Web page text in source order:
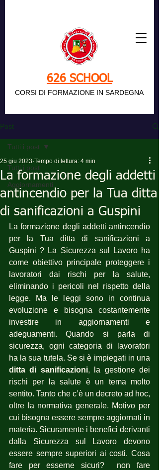
626 SCHOOL
CORSI DI FORMAZIONE IN SARDEGNA
Post
Tutti i post
Aggiornamenti
Tutti i post
La formazione degli addetti
antincendio per la Tua ditta
di sanificazioni a Guspini
25 giu 2023 Tempo di lettura: 4 min
La formazione degli addetti antincendio
per la Tua ditta di sanificazioni a
Guspini ? La Sicurezza sul Lavoro ha
come obiettivo principale proteggere i
lavoratori dai rischi per la salute,
eliminando i pericoli nel rispetto della
legge. Ma le leggi sono in continua
evoluzione e bisogna costantemente
investire in aggiornamenti e
adeguamenti. Quando si parla di
sicurezza, ogni categoria di lavoratori
ditta di sanificazioni, la gestione dei
rischi per la salute è un tema molto
sentito. Tanto che c’è un decreto ad hoc,
oltre la normativa generale. Motivo per
cui bisogna essere sempre aggiornati in
materia. Sicuramente i benefici derivanti
dalla Sicurezza sul Lavoro devono
essere sempre superiori ai costi. Cosa
fare per esserne sicuri?  non fare